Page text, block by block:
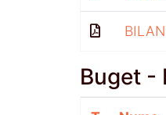
Buget -